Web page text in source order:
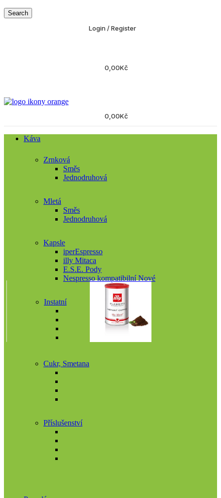
Search
Login / Register
0,00Kč
0,00Kč
Káva
Zrnková
Směs
Jednodruhová
Mletá
Směs
Jednodruhová
Kapsle
iperEspresso
illy Mitaca
E.S.E. Pody
Nespresso kompatibilníNové
Instatní
Cukr, Smetana
Příslušenství